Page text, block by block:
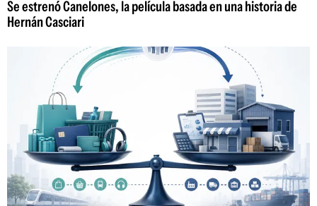
Se estrenó Canelones, la película basada en una historia de
Hernán Casciari